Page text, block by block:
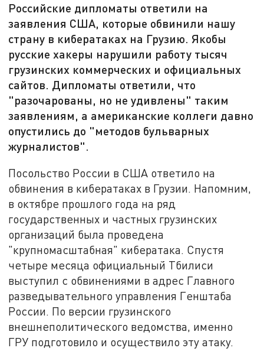
Российские дипломаты ответили на
заявления США, которые обвинили нашу
страну в кибератаках на Грузию. Якобы
русские хакеры нарушили работу тысяч
грузинских коммерческих и официальных
сайтов. Дипломаты ответили, что
"разочарованы, но не удивлены" таким
заявлениям, а американские коллеги давно
опустились до "методов бульварных
журналистов".
Посольство России в США ответило на
обвинения в кибератаках в Грузии. Напомним,
в октябре прошлого года на ряд
государственных и частных грузинских
организаций была проведена
"крупномасштабная" кибератака. Спустя
четыре месяца официальный Тбилиси
выступил с обвинениями в адрес Главного
разведывательного управления Генштаба
России. По версии грузинского
внешнеполитического ведомства, именно
ГРУ подготовило и осуществило эту атаку.